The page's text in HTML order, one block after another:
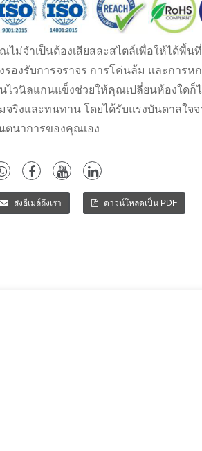
ไม่จำเป็นต้องเสียสละสไตล์เพื่อให้ได้พื้น
รองรับการจราจร การโค่นล้ม และการห
ไวนิลแกนแข็งช่วยให้คุณเปลี่ยนห้องใดก็
จริงและทนทาน โดยได้รับแรงบันดาลใจ
ตนาการของคุณเอง
ส่งอีเมล์ถึงเรา ดาวน์โหลดเป็น PDF